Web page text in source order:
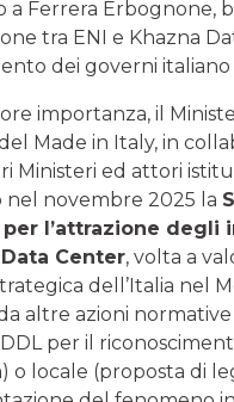
a Ferrera Erbognone,
tra ENI e Khazna
dei governi italiano
importanza, il
Made in Italy, in
Ministeri ed attori
novembre 2025 la
l’attrazione degli
Center, volta a
dell’Italia nel
altre azioni
per il
o locale (proposta di